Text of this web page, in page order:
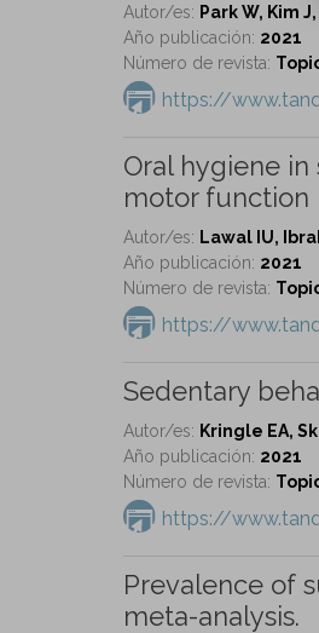
Autor/es: Park W, Kim
Año publicación: 2021
Número de revista:
https://
Oral hygiene
motor function
Autor/es: Lawal IU,
Año publicación: 2021
Número de revista:
https://
Sedentary
Autor/es: Kringle EA,
Año publicación: 2021
Número de revista:
https://
Prevalence of
meta-analysis.